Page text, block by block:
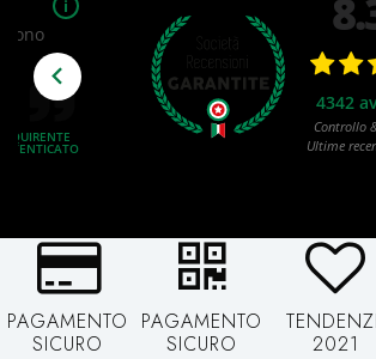
PAGAMENTO
SICURO
PAGAMENTO
SICURO
2021